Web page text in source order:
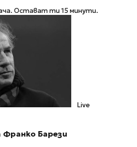
Остават ти 15 минути.
Live
Франко Барези